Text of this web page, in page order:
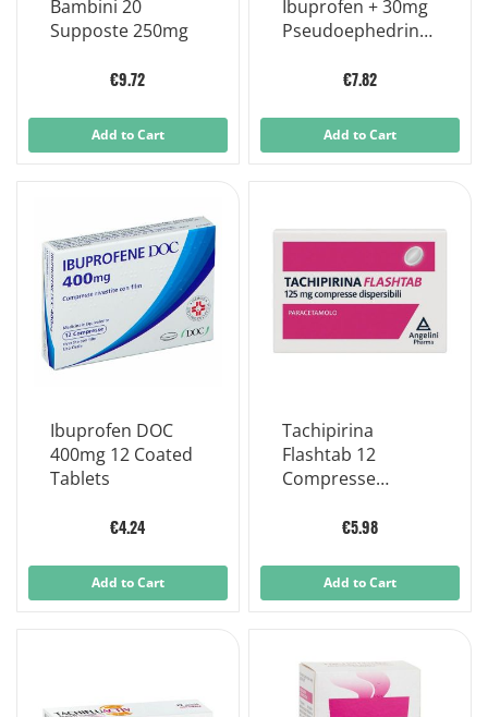
Bambini 20
Supposte 250mg
€9.72
Add to Cart
Ibuprofen + 30mg
Pseudoephedrine
€7.82
Add to Cart
Ibuprofen DOC
400mg 12 Coated
Tablets
€4.24
Add to Cart
Tachipirina
Flashtab 12
Compresse
€5.98
Add to Cart